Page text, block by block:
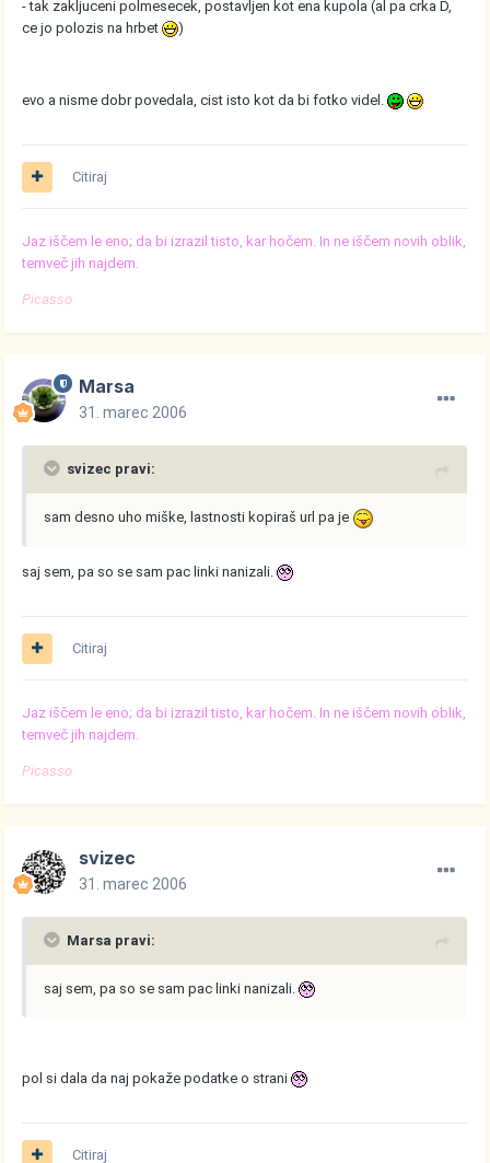
- tak zakljuceni polmesecek, postavljen kot ena kupola (al pa crka D,
ce jo polozis na hrbet
)
evo a nisme dobr povedala, cist isto kot da bi fotko videl.
Citiraj
Jaz iščem le eno; da bi izrazil tisto, kar hočem. In ne iščem novih oblik,
temveč jih najdem.
Picasso
Marsa
31. marec 2006
svizec pravi:
sam desno uho miške, lastnosti kopiraš url pa je
saj sem, pa so se sam pac linki nanizali.
Citiraj
Jaz iščem le eno; da bi izrazil tisto, kar hočem. In ne iščem novih oblik,
temveč jih najdem.
Picasso
svizec
31. marec 2006
Marsa pravi:
saj sem, pa so se sam pac linki nanizali.
pol si dala da naj pokaže podatke o strani
Citiraj